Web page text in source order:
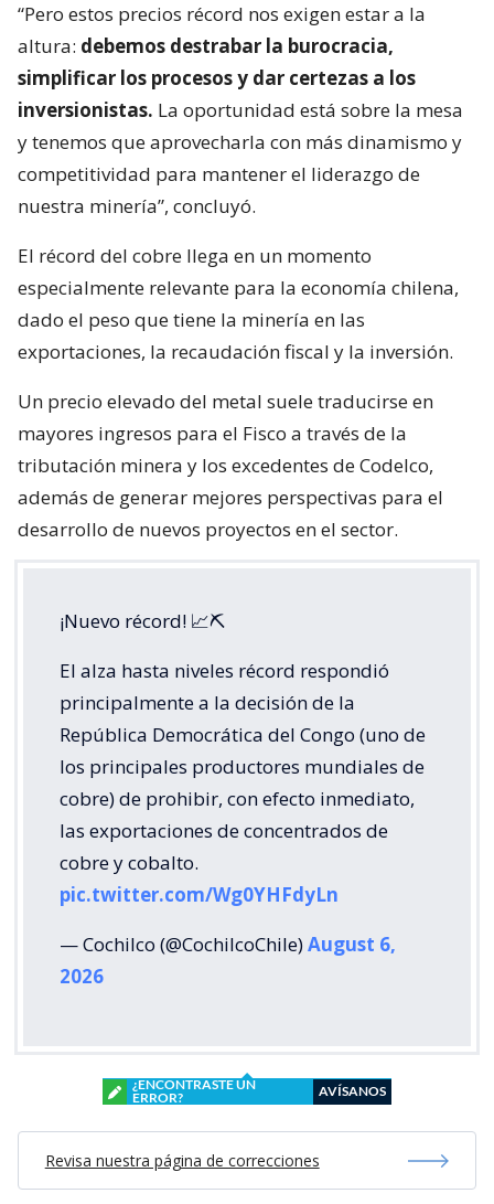
“Pero estos precios récord nos exigen estar a la
altura: debemos destrabar la burocracia,
simplificar los procesos y dar certezas a los
inversionistas. La oportunidad está sobre la mesa
y tenemos que aprovecharla con más dinamismo y
competitividad para mantener el liderazgo de
nuestra minería”, concluyó.
El récord del cobre llega en un momento
especialmente relevante para la economía chilena,
dado el peso que tiene la minería en las
exportaciones, la recaudación fiscal y la inversión.
Un precio elevado del metal suele traducirse en
mayores ingresos para el Fisco a través de la
tributación minera y los excedentes de Codelco,
además de generar mejores perspectivas para el
desarrollo de nuevos proyectos en el sector.
¡Nuevo récord! 📈⛏️
El alza hasta niveles récord respondió
principalmente a la decisión de la
República Democrática del Congo (uno de
los principales productores mundiales de
cobre) de prohibir, con efecto inmediato,
las exportaciones de concentrados de
cobre y cobalto.
pic.twitter.com/Wg0YHFdyLn
— Cochilco (@CochilcoChile)August 6,
2026
¿ENCONTRASTE UN
ERROR?
AVÍSANOS
Revisa nuestra página de correcciones